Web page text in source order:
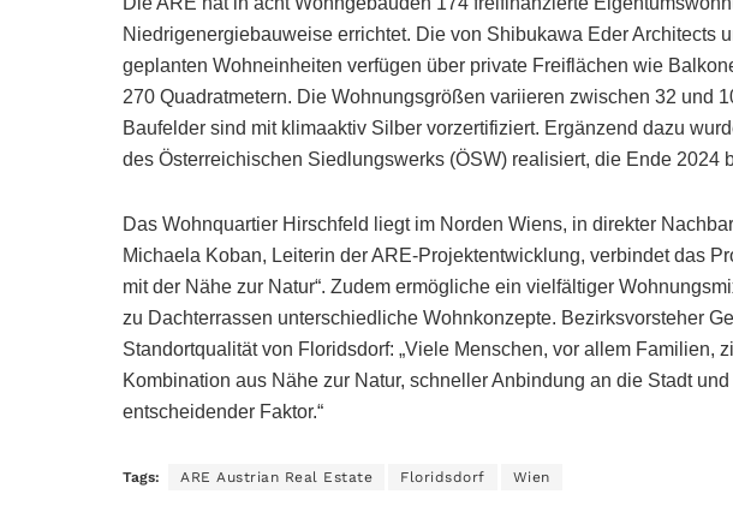
Niedrigenergiebauweise errichtet. Die von Shibukawa Eder Architects
geplanten Wohneinheiten verfügen über private Freiflächen wie
270 Quadratmetern. Die Wohnungsgrößen variieren zwischen 32 und
Baufelder sind mit klimaaktiv Silber vorzertifiziert. Ergänzend dazu
des Österreichischen Siedlungswerks (ÖSW) realisiert, die Ende 2024
Das Wohnquartier Hirschfeld liegt im Norden Wiens, in direkter
Michaela Koban, Leiterin der ARE-Projektentwicklung, verbindet das
mit der Nähe zur Natur“. Zudem ermögliche ein vielfältiger
zu Dachterrassen unterschiedliche Wohnkonzepte. Bezirksvorsteher
Standortqualität von Floridsdorf: „Viele Menschen, vor allem Familien,
Kombination aus Nähe zur Natur, schneller Anbindung an die Stadt
entscheidender Faktor.“
Tags: ARE Austrian Real Estate Floridsdorf Wien